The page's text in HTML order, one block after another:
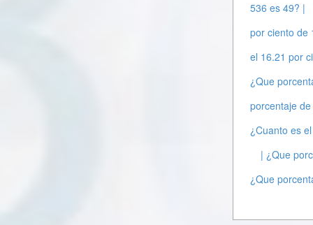
536 es 49? |
por ciento de
el 16.21 por
¿Que
porcentaje
¿Cuanto es
| ¿Que
¿Que